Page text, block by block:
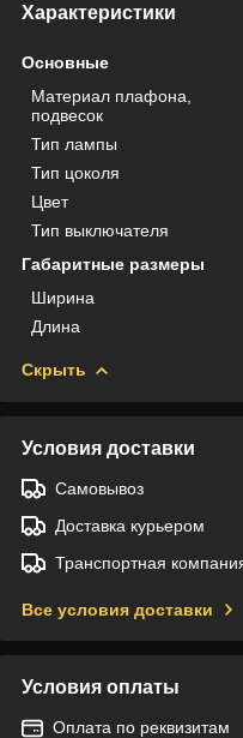
Характеристики
Основные
Материал плафона,
подвесок
Тип лампы
Тип цоколя
Цвет
Тип выключателя
Габаритные размеры
Ширина
Длина
Скрыть
Условия доставки
Самовывоз
Доставка курьером
Транспортная
Все условия доставки
Условия оплаты
Оплата по реквизитам